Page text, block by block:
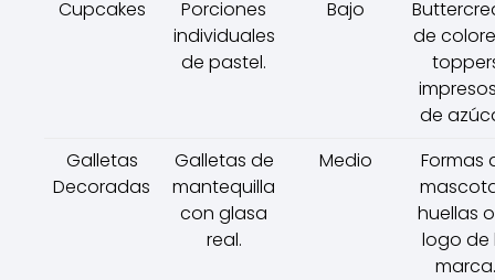
Cupcakes
Porciones
individuales
de pastel.
Bajo
de
de
Galletas
Decoradas
Galletas de
mantequilla
con glasa
real.
Medio
Formas
huellas
logo de
marca.